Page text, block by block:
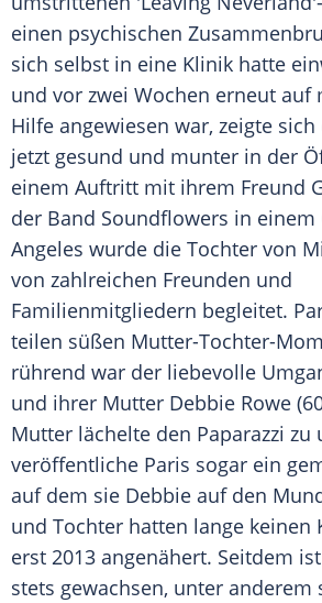
einen psychischen
sich selbst in eine Klinik hatte
und vor zwei Wochen erneut auf
Hilfe angewiesen war, zeigte sich
jetzt gesund und munter in der
einem Auftritt mit ihrem Freund
der Band Soundflowers in einem
Angeles wurde die Tochter von
von zahlreichen Freunden und
Familienmitgliedern begleitet.
teilen süßen Mutter-Tochter-
rührend war der liebevolle
und ihrer Mutter Debbie Rowe
Mutter lächelte den Paparazzi zu
veröffentliche Paris sogar ein
auf dem sie Debbie auf den
und Tochter hatten lange keinen
erst 2013 angenähert. Seitdem
stets gewachsen, unter anderem